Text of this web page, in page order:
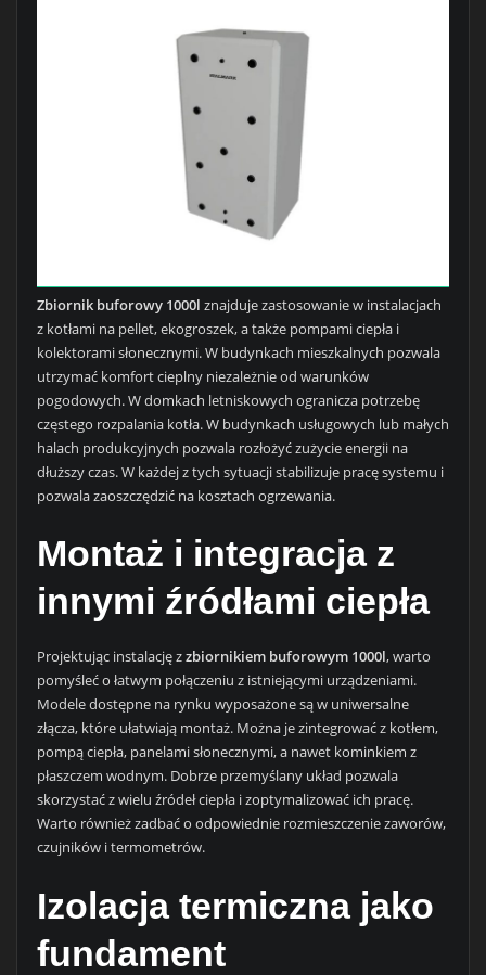
Zbiornik buforowy 1000l znajduje zastosowanie w instalacjach
z kotłami na pellet, ekogroszek, a także pompami ciepła i
kolektorami słonecznymi. W budynkach mieszkalnych pozwala
utrzymać komfort cieplny niezależnie od warunków
pogodowych. W domkach letniskowych ogranicza potrzebę
częstego rozpalania kotła. W budynkach usługowych lub małych
halach produkcyjnych pozwala rozłożyć zużycie energii na
dłuższy czas. W każdej z tych sytuacji stabilizuje pracę systemu i
pozwala zaoszczędzić na kosztach ogrzewania.
Montaż i integracja z
innymi źródłami ciepła
Projektując instalację zzbiornikiem buforowym 1000l, warto
pomyśleć o łatwym połączeniu z istniejącymi urządzeniami.
Modele dostępne na rynku wyposażone są w uniwersalne
złącza, które ułatwiają montaż. Można je zintegrować z kotłem,
pompą ciepła, panelami słonecznymi, a nawet kominkiem z
płaszczem wodnym. Dobrze przemyślany układ pozwala
skorzystać z wielu źródeł ciepła i zoptymalizować ich pracę.
Warto również zadbać o odpowiednie rozmieszczenie zaworów,
czujników i termometrów.
Izolacja termiczna jako
fundament